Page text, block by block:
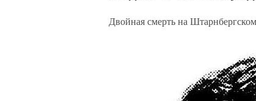
Двойная смерть на